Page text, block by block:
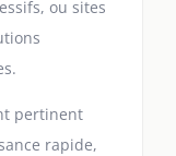
ou sites
pertinent
rapide,